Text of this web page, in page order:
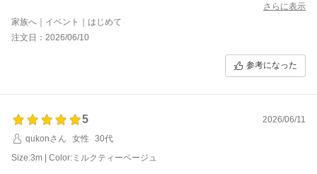
あとは今後の耐久性がわからないので星は四つにしました！長持
ちするといいのですが。あと、子供が小さいので、壁にはもたれ
かからないように伝えないと、弾みでプールの外側に落ちたら怖
いなと感じました。その点はビニールプールの方が安心かもしれ
さらに表示
家族へ｜イベント｜はじめて
注文日：2026/06/10
参考になった
5
2026/06/11
qukonさん
女性
30代
Size:3m | Color:ミルクティーベージュ